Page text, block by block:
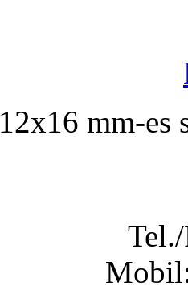
12x16 mm-es